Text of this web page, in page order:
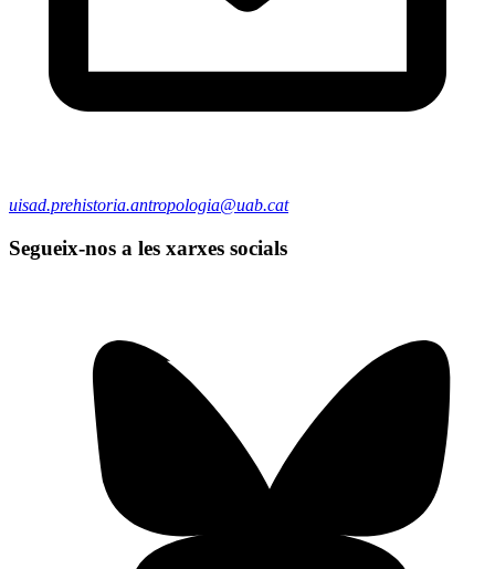
uisad.prehistoria.antropologia@uab.cat
Segueix-nos a les xarxes socials